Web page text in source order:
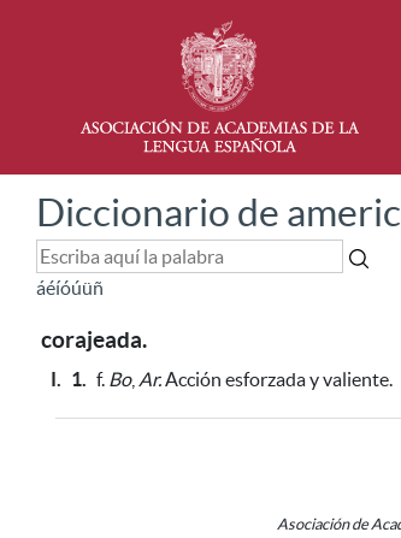
Diccionario de
áéíóúüñ
corajeada.
I. 1. f. Bo, Ar.Acción esforzada y valiente.
Asociación de